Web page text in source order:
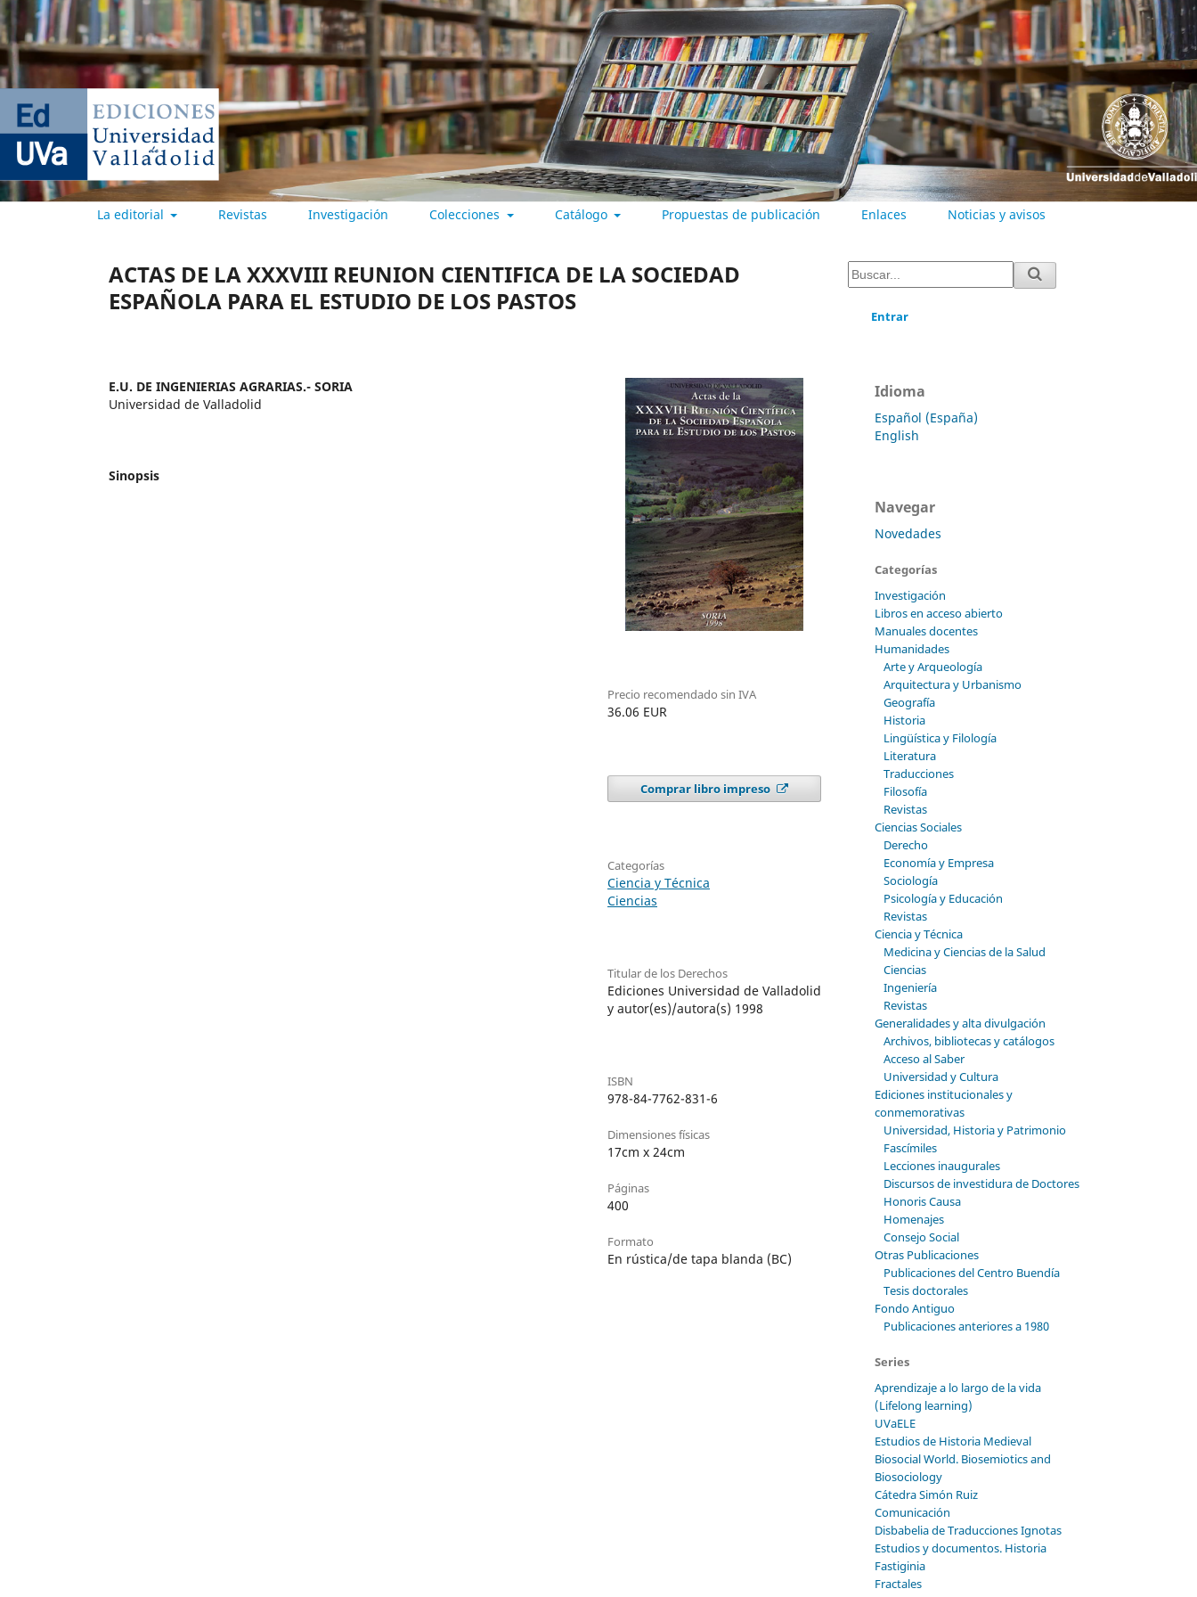
La editorial Revistas Investigación Colecciones Catálogo Propuestas de publicación Enlaces Noticias y avisos
ACTAS DE LA XXXVIII REUNION CIENTIFICA DE LA SOCIEDAD
ESPAÑOLA PARA EL ESTUDIO DE LOS PASTOS
E.U. DE INGENIERIAS AGRARIAS.- SORIA
Universidad de Valladolid
Sinopsis
Precio recomendado sin IVA
36.06 EUR
Comprar libro impreso
Categorías
Ciencia y Técnica
Ciencias
Titular de los Derechos
Ediciones Universidad de Valladolid
y autor(es)/autora(s) 1998
ISBN
978-84-7762-831-6
Dimensiones físicas
17cm x 24cm
Páginas
400
Formato
En rústica/de tapa blanda (BC)
Entrar
Idioma
Español (España)
English
Navegar
Novedades
Categorías
Investigación
Libros en acceso abierto
Manuales docentes
Humanidades
Arte y Arqueología
Arquitectura y Urbanismo
Geografía
Historia
Lingüística y Filología
Literatura
Traducciones
Filosofía
Revistas
Ciencias Sociales
Derecho
Economía y Empresa
Sociología
Psicología y Educación
Revistas
Ciencia y Técnica
Medicina y Ciencias de la Salud
Ciencias
Ingeniería
Revistas
Generalidades y alta divulgación
Archivos, bibliotecas y catálogos
Acceso al Saber
Universidad y Cultura
Ediciones institucionales y
conmemorativas
Universidad, Historia y Patrimonio
Fascímiles
Lecciones inaugurales
Discursos de investidura de Doctores
Honoris Causa
Homenajes
Consejo Social
Otras Publicaciones
Publicaciones del Centro Buendía
Tesis doctorales
Fondo Antiguo
Publicaciones anteriores a 1980
Series
Aprendizaje a lo largo de la vida
(Lifelong learning)
UVaELE
Estudios de Historia Medieval
Biosocial World. Biosemiotics and
Biosociology
Cátedra Simón Ruiz
Comunicación
Disbabelia de Traducciones Ignotas
Estudios y documentos. Historia
Fastiginia
Fractales